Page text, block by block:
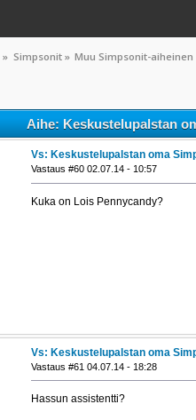
» Simpsonit» Muu Simpsonit-aiheinen
Aihe: Keskustelupalstan
Vs: Keskustelupalstan oma
Vastaus #60 02.07.14 - 10:57
Kuka on Lois Pennycandy?
Vs: Keskustelupalstan oma
Vastaus #61 04.07.14 - 18:28
Hassun assistentti?